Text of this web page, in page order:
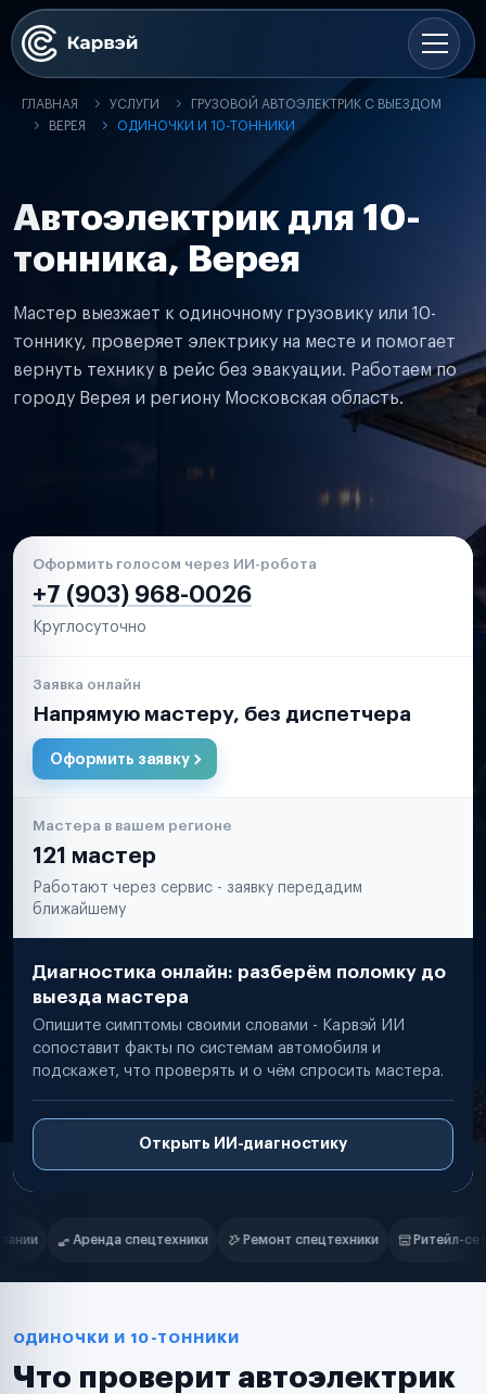
ГЛАВНАЯ УСЛУГИ
ГРУЗОВОЙ АВТОЭЛЕКТРИК С ВЫЕЗДОМ
ВЕРЕЯ
ОДИНОЧКИ И 10-ТОННИКИ
Автоэлектрик для 10-
тонника, Верея
Мастер выезжает к одиночному грузовику или 10-
тоннику, проверяет электрику на месте и помогает
вернуть технику в рейс без эвакуации. Работаем по
городу Верея и региону Московская область.
Оформить голосом через ИИ-робота
+7 (903) 968-0026
Круглосуточно
Заявка онлайн
Напрямую мастеру, без диспетчера
Оформить заявку
Мастера в вашем регионе
121 мастер
Работают через сервис - заявку передадим
ближайшему
Диагностика онлайн: разберём поломку до
выезда мастера
Опишите симптомы своими словами - Карвэй ИИ
сопоставит факты по системам автомобиля и
подскажет, что проверять и о чём спросить мастера.
Открыть ИИ-диагностику
Нам доверяют
Ремонт спецтехники Ритейл-сети Управляющие компании
Маркетплейсы
Таксопарки
Автодилеры
ОДИНОЧКИ И 10-ТОННИКИ
Что проверит автоэлектрик